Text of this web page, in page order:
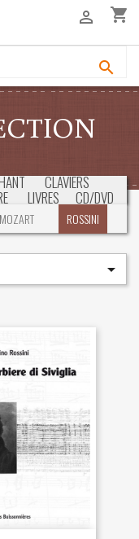
shopping_cart


CLAVIERS
LIVRES CD/DVD
MOZART ROSSINI
